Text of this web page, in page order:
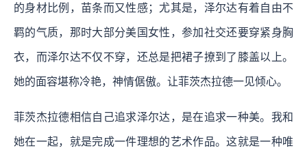
的身材比例，苗条而又性感；尤其是，泽尔达有着自由不
羁的气质，那时大部分美国女性，参加社交还要穿紧身胸
衣，而泽尔达不仅不穿，还总是把裙子撩到了膝盖以上。
她的面容堪称冷艳，神情倨傲。让菲茨杰拉德一见倾心。
菲茨杰拉德相信自己追求泽尔达，是在追求一种美。我和
她在一起，就是完成一件理想的艺术作品。这就是一种唯